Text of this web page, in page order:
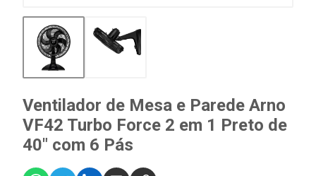
Ventilador de Mesa e Parede Arno
VF42 Turbo Force 2 em 1 Preto de
40" com 6 Pás